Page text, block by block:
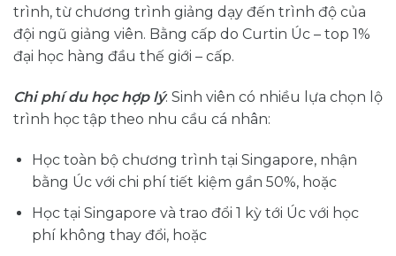
trình, từ chương trình giảng dạy đến trình độ của
đội ngũ giảng viên. Bằng cấp do Curtin Úc – top 1%
đại học hàng đầu thế giới – cấp.
Chi phí du học hợp lý: Sinh viên có nhiều lựa chọn lộ
trình học tập theo nhu cầu cá nhân:
Học toàn bộ chương trình tại Singapore, nhận
bằng Úc với chi phí tiết kiệm gần 50%, hoặc
Học tại Singapore và trao đổi 1 kỳ tới Úc với học
phí không thay đổi, hoặc